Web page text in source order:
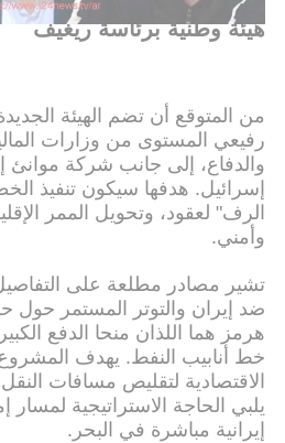
هيئة وطنية برئاسة ريغيف
من المتوقع أن تضم الهيئة
رفيعي المستوى من وزارات
والدفاع، إلى جانب شركة موانئ
إسرائيل. هدفها سيكون تنفيذ
الرف" لعقود، وتحويل الممر
وأمني.
تشير مصادر مطلعة على التفاصيل
ضد إيران والتوتر المستمر حول
هرمز هما اللذان منحا الدفع
خط أنابيب النفط. يهدف المشروع
الاقتصادية لتقليص مسافات
يلبي الحاجة الاستراتيجية لمسار
إيرانية مباشرة في البحر.